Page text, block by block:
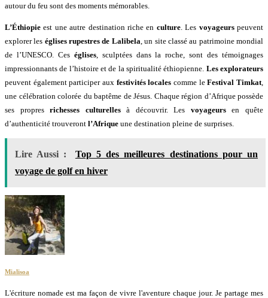
autour du feu sont des moments mémorables.
L’Éthiopie est une autre destination riche en culture. Les voyageurspeuvent
explorer les églises rupestres de Lalibela , un site classé au patrimoine mondial
de l’UNESCO. Ces églises, sculptées dans la roche, sont des témoignages
impressionnants de l’histoire et de la spiritualité éthiopienne. Les explorateurs
peuvent également participer aux festivités locales comme leFestival Timkat
une célébration colorée du baptême de Jésus. Chaque région d’Afrique possède
ses propresrichesses culturellesà découvrir. Les voyageursen quête
d’authenticité trouveront l’Afrique une destination pleine de surprises.
Lire Aussi :
Top 5 des meilleures destinations pour un
voyage de golf en hiver
Mialisoa
L'écriture nomade est ma façon de vivre l'aventure chaque jour. Je partage mes